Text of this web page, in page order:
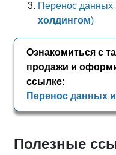
Перенос данных
холдингом)
Ознакомиться с
продажи и
ссылке:
Перенос данных
Полезные